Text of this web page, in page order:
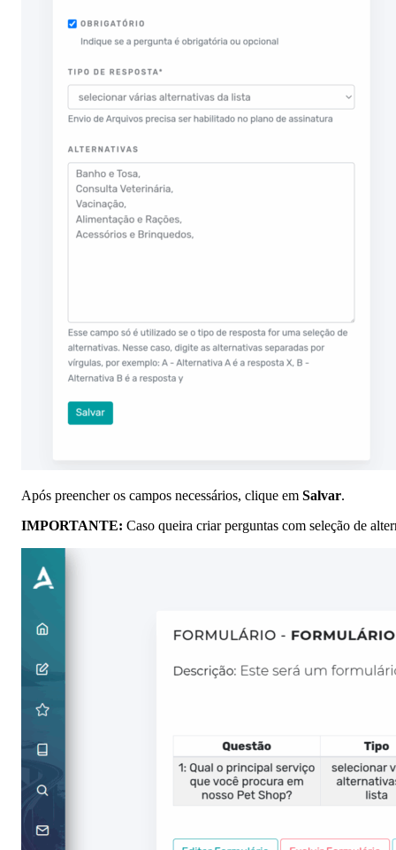
Após preencher os campos necessários, clique em Salvar.
IMPORTANTE: Caso queira criar perguntas com seleção de